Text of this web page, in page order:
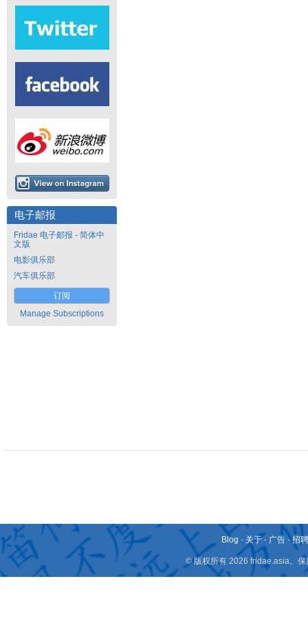
电子邮报
Fridae 电子邮报 - 简体中
文版
电影俱乐部
汽车俱乐部
订阅
Manage Subscriptions
Blog - 关于 - 广告 -招
© 版权所有 2026 fridae.asia。